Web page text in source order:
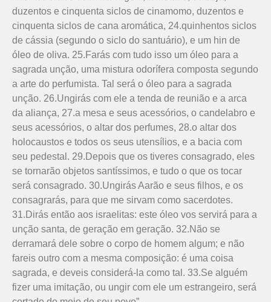
duzentos e cinquenta siclos de cinamomo, duzentos e
cinquenta siclos de cana aromática, 24.quinhentos siclos
de cássia (segundo o siclo do santuário), e um hin de
óleo de oliva. 25.Farás com tudo isso um óleo para a
sagrada unção, uma mistura odorífera composta segundo
a arte do perfumista. Tal será o óleo para a sagrada
unção. 26.Ungirás com ele a tenda de reunião e a arca
da aliança, 27.a mesa e seus acessórios, o candelabro e
seus acessó­rios, o altar dos perfumes, 28.o altar dos
holocaustos e todos os seus utensílios, e a bacia com
seu pedestal. 29.Depois que os tiveres consagrado, eles
se tornarão objetos santíssimos, e tudo o que os tocar
será consagrado. 30.Ungirás Aarão e seus filhos, e os
consagrarás, para que me sirvam como sacerdotes.
31.Dirás então aos israelitas: este óleo vos servirá para a
unção santa, de geração em geração. 32.Não se
derramará dele sobre o corpo de homem algum; e não
fareis outro com a mesma composição: é uma coisa
sagrada, e deveis considerá-la como tal. 33.Se alguém
fizer uma imitação, ou ungir com ele um estrangeiro, será